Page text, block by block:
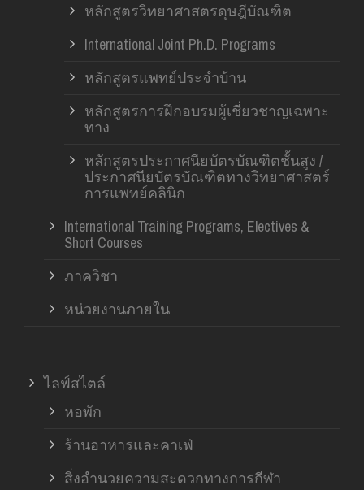
หลักสูตรวิทยาศาสตรดุษฎีบัณฑิต
International Joint Ph.D. Programs
หลักสูตรแพทย์ประจำบ้าน
หลักสูตรการฝึกอบรมผู้เชี่ยวชาญเฉพาะ
ทาง
หลักสูตรประกาศนียบัตรบัณฑิตชั้นสูง /
ประกาศนียบัตรบัณฑิตทางวิทยาศาสตร์
การแพทย์คลินิก
International Training Programs, Electives &
Short Courses
ภาควิชา
หน่วยงานภายใน
ไลฟ์สไตล์
หอพัก
ร้านอาหารและคาเฟ่
สิ่งอำนวยความสะดวกทางการกีฬา